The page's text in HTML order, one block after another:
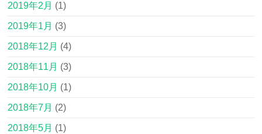
2019年2月 (1)
2019年1月 (3)
2018年12月 (4)
2018年11月 (3)
2018年10月 (1)
2018年7月 (2)
2018年5月 (1)